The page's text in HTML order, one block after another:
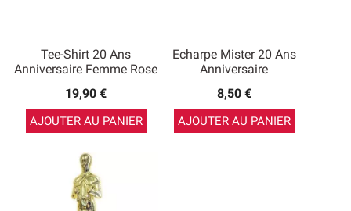
Tee-Shirt 20 Ans
Anniversaire Femme Rose
19,90 €
AJOUTER AU PANIER
Echarpe Mister 20 Ans
Anniversaire
8,50 €
AJOUTER AU PANIER